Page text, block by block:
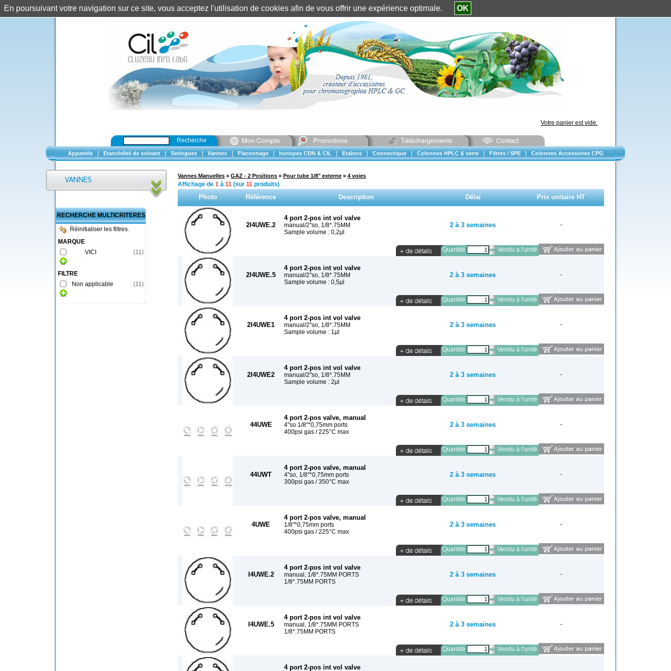
Identification client ||Mon compte
Votre panier est vide.
Recherche
Appareils Etanchéité de solvant Seringues Vannes Flaconnage Isotopes CDN & CIL Etalons Connectique Colonnes HPLC & verre Filtres / SPE Colonnes Accessoires CPG
RECHERCHE MULTICRITERES
Réinitialiser les filtres.
MARQUE
VICI
(11)
FILTRE
Non applicable
(11)
Vannes Manuelles » GAZ - 2 Positions » Pour tube 1/8" externe » 4 voies
Affichage de 1 à 11 (sur 11 produits)
Photo Référence Description Délai Prix unitaire HT
2I4UWE.2
4 port 2-pos int vol valve
manual/2"so, 1/8*.75MM
Sample volume : 0,2µl
2 à 3 semaines -
Quantité Vendu à l'unité
2I4UWE.5
4 port 2-pos int vol valve
manual/2"so, 1/8*.75MM
Sample volume : 0,5µl
2 à 3 semaines -
Quantité Vendu à l'unité
2I4UWE1
4 port 2-pos int vol valve
manual/2"so, 1/8*.75MM
Sample volume : 1µl
2 à 3 semaines -
Quantité Vendu à l'unité
2I4UWE2
4 port 2-pos int vol valve
manual/2"so, 1/8*.75MM
Sample volume : 2µl
2 à 3 semaines -
Quantité Vendu à l'unité
44UWE
4 port 2-pos valve, manual
4"so 1/8"*0,75mm ports
400psi gas / 225°C max
2 à 3 semaines -
Quantité Vendu à l'unité
44UWT
4 port 2-pos valve, manual
4"so, 1/8"*0,75mm ports
300psi gas / 350°C max
2 à 3 semaines -
Quantité Vendu à l'unité
4UWE
4 port 2-pos valve, manual
1/8"*0,75mm ports
400psi gas / 225°C max
2 à 3 semaines -
Quantité Vendu à l'unité
I4UWE.2
4 port 2-pos int vol valve
manual, 1/8*.75MM PORTS
1/8*.75MM PORTS
2 à 3 semaines -
Quantité Vendu à l'unité
I4UWE.5
4 port 2-pos int vol valve
manual, 1/8*.75MM PORTS
1/8*.75MM PORTS
2 à 3 semaines -
Quantité Vendu à l'unité
4 port 2-pos int vol valve
En poursuivant votre navigation sur ce site, vous acceptez l'utilisation de cookies afin de vous offrir une expérience optimale. OK